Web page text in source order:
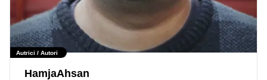
Autrici / Autori
HamjaAhsan